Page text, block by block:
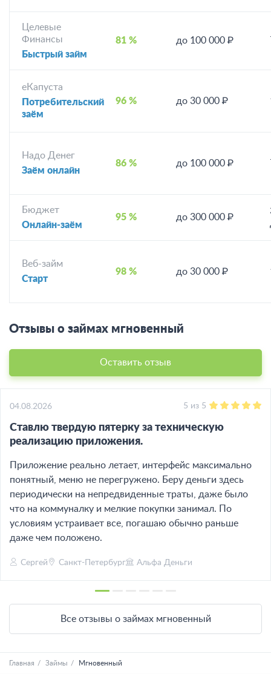
Целевые
Финансы
Быстрый займ
81 % до 100 000 ₽
еКапуста
Потребительский
заём
96 % до 30 000 ₽
Надо Денег
Заём онлайн
86 % до 100 000 ₽
Бюджет
Онлайн-заём
95 % до 300 000 ₽
Веб-займ
Старт
98 % до 30 000 ₽
Отзывы о займах мгновенный
Оставить отзыв
04.08.2026 5 из 5
Ставлю твердую пятерку за техническую
реализацию приложения.
Приложение реально летает, интерфейс максимально
понятный, меню не перегружено. Беру деньги здесь
периодически на непредвиденные траты, даже было
что на коммуналку и мелкие покупки занимал. По
условиям устраивает все, погашаю обычно раньше
даже чем положено.
Сергей Санкт-Петербург Альфа Деньги
Все отзывы о займах мгновенный
Главная Займы Мгновенный